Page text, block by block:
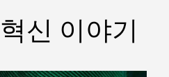
신 이야기